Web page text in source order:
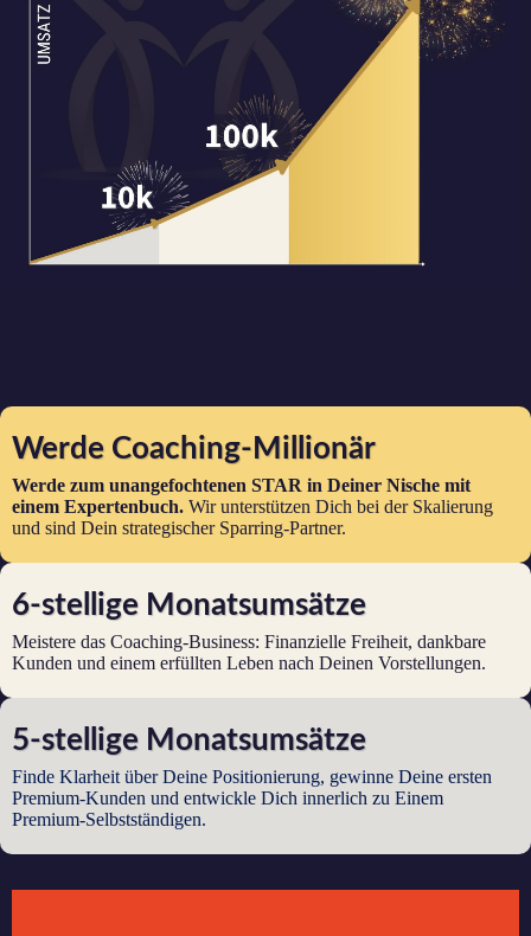
Werde Coaching-Millionär
Werde zum unangefochtenen STAR in Deiner Nische mit
einem Expertenbuch. Wir unterstützen Dich bei der Skalierung
und sind Dein strategischer Sparring-Partner.
6-stellige Monatsumsätze
Meistere das Coaching-Business: Finanzielle Freiheit, dankbare
Kunden und einem erfüllten Leben nach Deinen Vorstellungen.
5-stellige Monatsumsätze
Finde Klarheit über Deine Positionierung, gewinne Deine ersten
Premium-Kunden und entwickle Dich innerlich zu Einem
Premium-Selbstständigen.